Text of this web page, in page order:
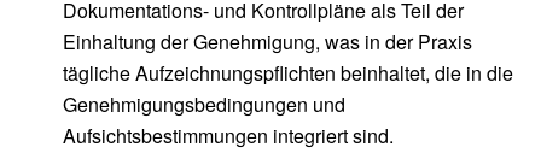
Dokumentations- und Kontrollpläne als Teil der
Einhaltung der Genehmigung, was in der Praxis
tägliche Aufzeichnungspflichten beinhaltet, die in die
Genehmigungsbedingungen und
Aufsichtsbestimmungen integriert sind.